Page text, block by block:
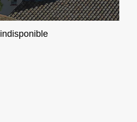
indisponible